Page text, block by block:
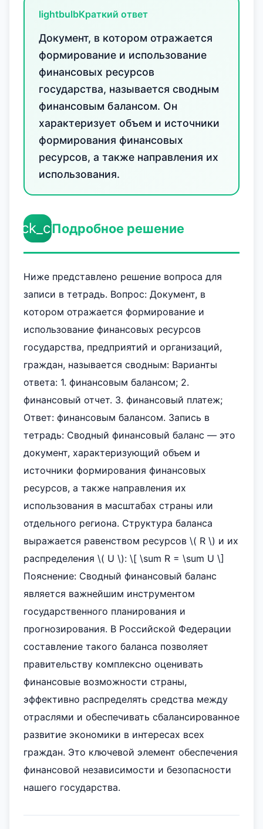
lightbulbКраткий ответ
Документ, в котором отражается
формирование и использование
финансовых ресурсов
государства, называется сводным
финансовым балансом. Он
характеризует объем и источники
формирования финансовых
ресурсов, а также направления их
использования.
Подробное решение
Ниже представлено решение вопроса для
записи в тетрадь. Вопрос: Документ, в
котором отражается формирование и
использование финансовых ресурсов
государства, предприятий и организаций,
граждан, называется сводным: Варианты
ответа: 1. финансовым балансом; 2.
финансовый отчет. 3. финансовый платеж;
Ответ: финансовым балансом. Запись в
тетрадь: Сводный финансовый баланс — это
документ, характеризующий объем и
источники формирования финансовых
ресурсов, а также направления их
использования в масштабах страны или
отдельного региона. Структура баланса
выражается равенством ресурсов \( R \) и их
распределения \( U \): \[ \sum R = \sum U \]
Пояснение: Сводный финансовый баланс
является важнейшим инструментом
государственного планирования и
прогнозирования. В Российской Федерации
составление такого баланса позволяет
правительству комплексно оценивать
финансовые возможности страны,
эффективно распределять средства между
отраслями и обеспечивать сбалансированное
развитие экономики в интересах всех
граждан. Это ключевой элемент обеспечения
финансовой независимости и безопасности
нашего государства.